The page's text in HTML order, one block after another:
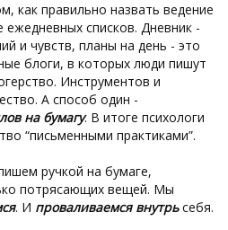
как правильно назвать ведение
ежедневных списков. Дневник -
и чувств, планы на день - это
блоги, в которых люди пишут
Инструментов и
А способ один -
на бумагу. В итоге психологи
“письменными практиками”.
ручкой на бумаге,
потрясающих вещей. Мы
. И проваливаемся внутрьсебя.